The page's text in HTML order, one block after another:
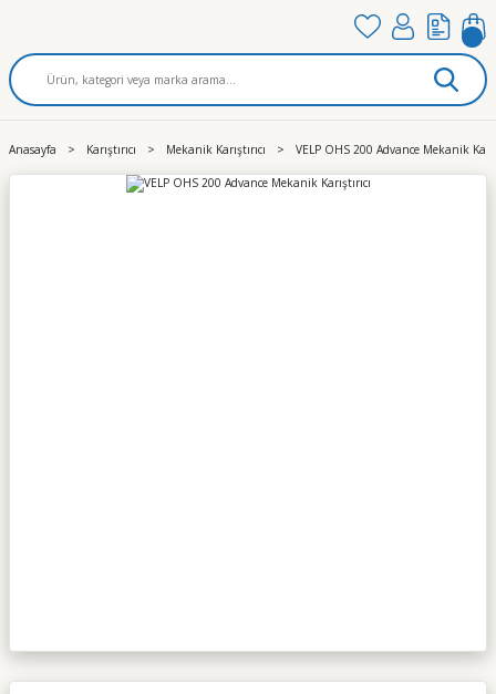
Anasayfa Karıştırıcı Mekanik Karıştırıcı VELP OHS 200 Advance Mekanik